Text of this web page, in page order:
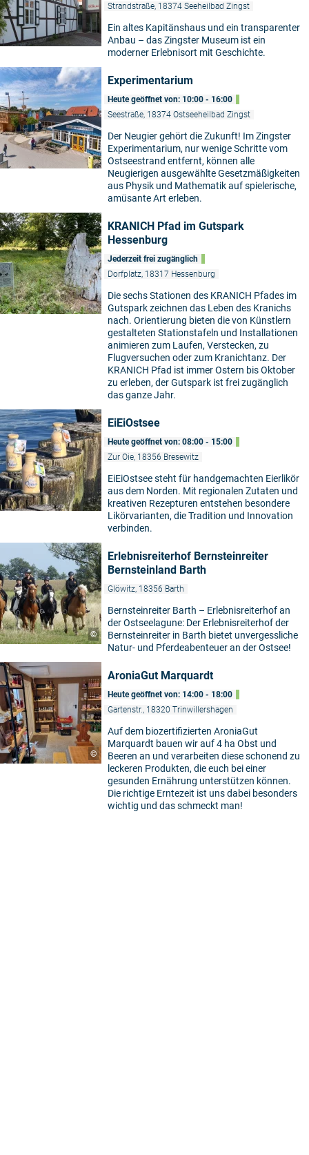
Strandstraße, 18374 Seeheilbad Zingst
Ein altes Kapitänshaus und ein transparenter
Anbau – das Zingster Museum ist ein
moderner Erlebnisort mit Geschichte.
Experimentarium
Heute geöffnet von: 10:00 - 16:00
Seestraße, 18374 Ostseeheilbad Zingst
Der Neugier gehört die Zukunft! Im Zingster
Experimentarium, nur wenige Schritte vom
Ostseestrand entfernt, können alle
Neugierigen ausgewählte Gesetzmäßigkeiten
aus Physik und Mathematik auf spielerische,
amüsante Art erleben.
KRANICH Pfad im Gutspark
Hessenburg
Jederzeit frei zugänglich
Dorfplatz, 18317 Hessenburg
Die sechs Stationen des KRANICH Pfades im
Gutspark zeichnen das Leben des Kranichs
nach. Orientierung bieten die von Künstlern
gestalteten Stationstafeln und Installationen
animieren zum Laufen, Verstecken, zu
Flugversuchen oder zum Kranichtanz. Der
KRANICH Pfad ist immer Ostern bis Oktober
zu erleben, der Gutspark ist frei zugänglich
das ganze Jahr.
EiEiOstsee
Heute geöffnet von: 08:00 - 15:00
Zur Oie, 18356 Bresewitz
EiEiOstsee steht für handgemachten Eierlikör
aus dem Norden. Mit regionalen Zutaten und
kreativen Rezepturen entstehen besondere
Likörvarianten, die Tradition und Innovation
verbinden.
©
Erlebnisreiterhof Bernsteinreiter
Bernsteinland Barth
Glöwitz, 18356 Barth
Bernsteinreiter Barth – Erlebnisreiterhof an
der Ostseelagune: Der Erlebnisreiterhof der
Bernsteinreiter in Barth bietet unvergessliche
Natur- und Pferdeabenteuer an der Ostsee!
©
AroniaGut Marquardt
Heute geöffnet von: 14:00 - 18:00
Gartenstr., 18320 Trinwillershagen
Auf dem biozertifizierten AroniaGut
Marquardt bauen wir auf 4 ha Obst und
Beeren an und verarbeiten diese schonend zu
leckeren Produkten, die euch bei einer
gesunden Ernährung unterstützen können.
Die richtige Erntezeit ist uns dabei besonders
wichtig und das schmeckt man!